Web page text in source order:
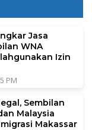
Jasa
WNA
Izin
PM
Sembilan
Malaysia
Makassar